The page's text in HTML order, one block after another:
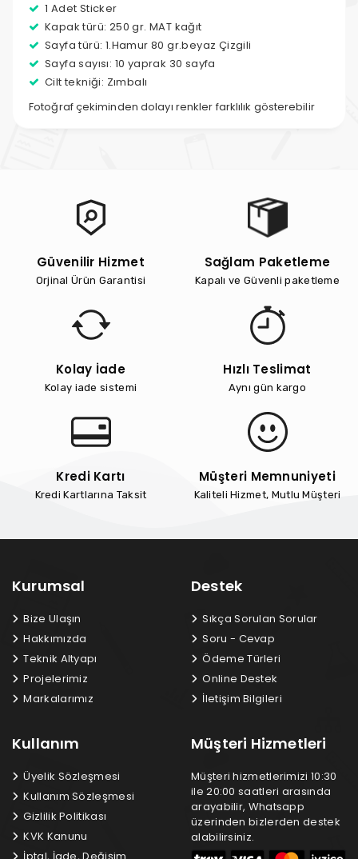
1 Adet Sticker
Kapak türü: 250 gr. MAT kağıt
Sayfa türü: 1.Hamur 80 gr.beyaz Çizgili
Sayfa sayısı: 10 yaprak 30 sayfa
Cilt tekniği: Zımbalı
Fotoğraf çekiminden dolayı renkler farklılık gösterebilir
Güvenilir Hizmet
Orjinal Ürün Garantisi
Sağlam Paketleme
Kapalı ve Güvenli paketleme
Kolay İade
Kolay iade sistemi
Hızlı Teslimat
Aynı gün kargo
Kredi Kartı
Kredi Kartlarına Taksit
Müşteri Memnuniyeti
Kaliteli Hizmet, Mutlu Müşteri
Kurumsal
Bize Ulaşın
Hakkımızda
Teknik Altyapı
Projelerimiz
Markalarımız
Destek
Sıkça Sorulan Sorular
Soru - Cevap
Ödeme Türleri
Online Destek
İletişim Bilgileri
Kullanım
Üyelik Sözleşmesi
Kullanım Sözleşmesi
Gizlilik Politikası
KVK Kanunu
Müşteri Hizmetleri
Müşteri hizmetlerimizi 10:30
ile 20:00 saatleri arasında
arayabilir, Whatsapp
üzerinden bizlerden destek
alabilirsiniz.